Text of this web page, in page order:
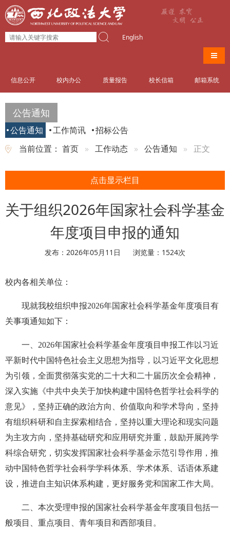
English
导航
信息公开 校内办公 质量报告 校长信箱 邮箱系统
公告通知
公告通知 工作简讯
招标公告
当前位置： 首页 工作动态 公告通知 正文
点击显示栏目
关于组织2026年国家社会科学基金
年度项目申报的通知
发布：2026年05月11日 浏览量： 1524次
校内各相关单位：
现就我校组织申报2026年国家社会科学基金年度项目有
关事项通知如下：
一、2026年国家社会科学基金年度项目申报工作以习近
平新时代中国特色社会主义思想为指导，以习近平文化思想
为引领，全面贯彻落实党的二十大和二十届历次全会精神，
深入实施《中共中央关于加快构建中国特色哲学社会科学的
意见》，坚持正确的政治方向、价值取向和学术导向，坚持
有组织科研和自主探索相结合，坚持以重大理论和现实问题
为主攻方向，坚持基础研究和应用研究并重，鼓励开展跨学
科综合研究，切实发挥国家社会科学基金示范引导作用，推
动中国特色哲学社会科学学科体系、学术体系、话语体系建
设，推进自主知识体系构建，更好服务党和国家工作大局。
二、本次受理申报的国家社会科学基金年度项目包括一
般项目、重点项目、青年项目和西部项目。